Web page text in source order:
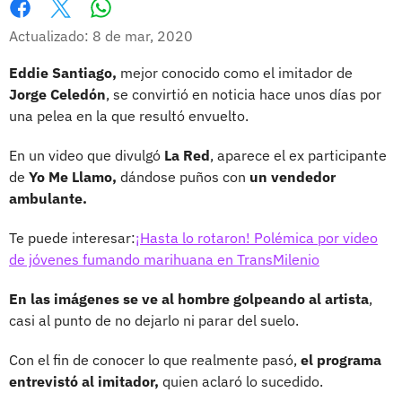
Facebook
X
Actualizado: 8 de mar, 2020
Eddie Santiago, mejor conocido como el imitador de
Jorge Celedón, se convirtió en noticia hace unos días por
una pelea en la que resultó envuelto.
En un video que divulgó La Red, aparece el ex participante
de Yo Me Llamo, dándose puños con un vendedor
ambulante.
Te puede interesar:¡Hasta lo rotaron! Polémica por video
de jóvenes fumando marihuana en TransMilenio
En las imágenes se ve al hombre golpeando al artista,
casi al punto de no dejarlo ni parar del suelo.
Con el fin de conocer lo que realmente pasó, el programa
entrevistó al imitador, quien aclaró lo sucedido.